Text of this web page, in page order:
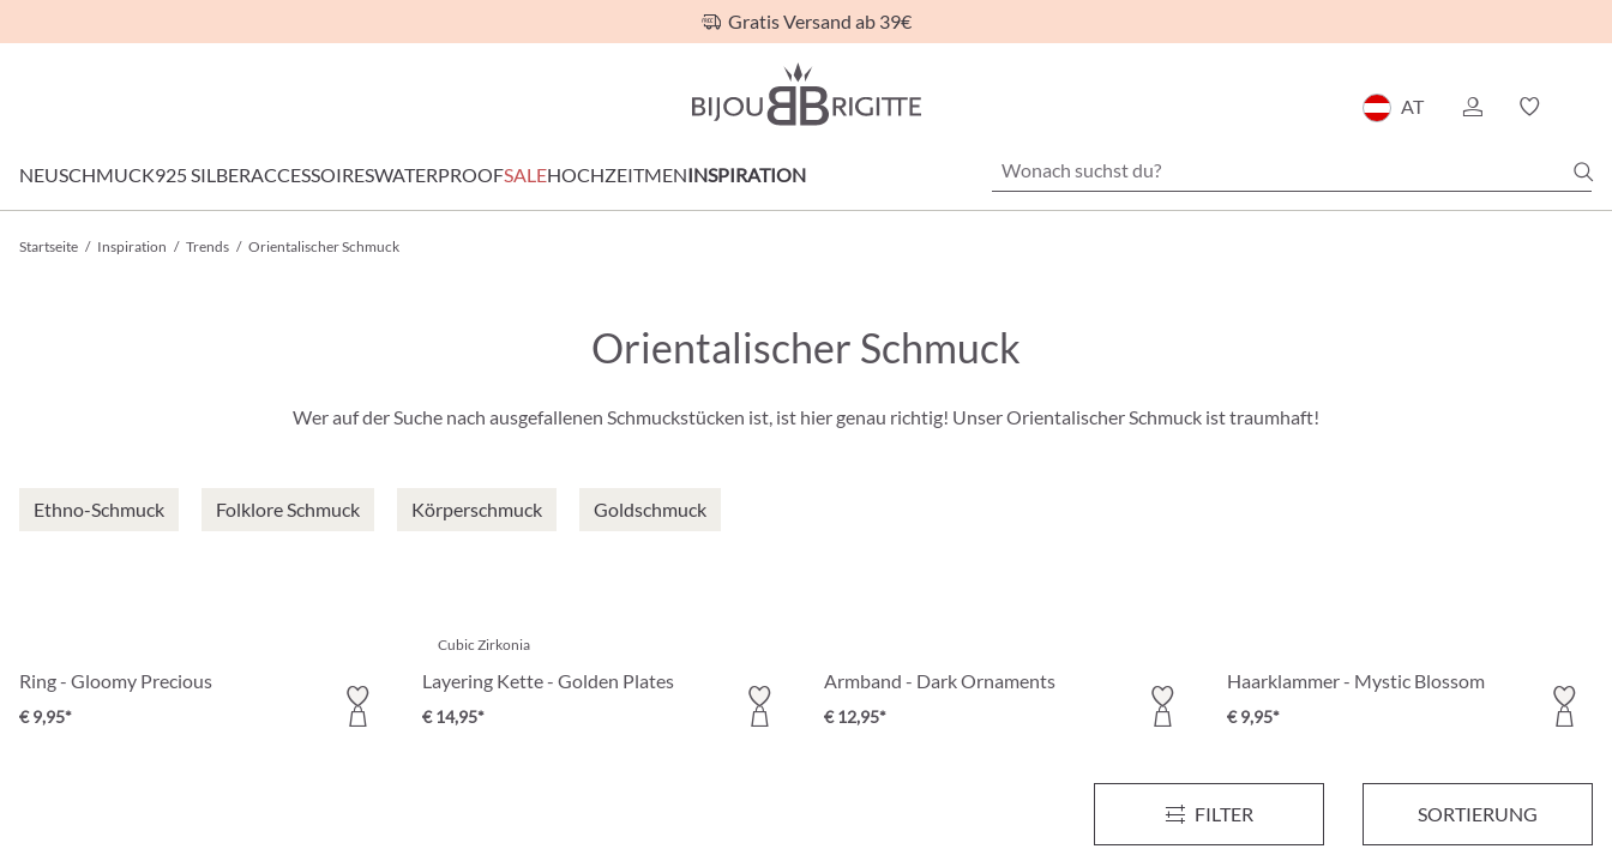
Gratis Versand ab 39€
AT
NEUSCHMUCK925 SILBERACCESSOIRESWATERPROOFSALEHOCHZEITMENINSPIRATION
Startseite / Inspiration / Trends / Orientalischer Schmuck
Orientalischer Schmuck
Wer auf der Suche nach ausgefallenen Schmuckstücken ist, ist hier genau richtig! Unser Orientalischer Schmuck ist traumhaft!
Ethno-Schmuck Folklore Schmuck Körperschmuck Goldschmuck
FILTER SORTIERUNG
Ring - Gloomy Precious
€ 9,95*
Cubic Zirkonia
Layering Kette - Golden Plates
€ 14,95*
Armband - Dark Ornaments
€ 12,95*
Haarklammer - Mystic Blossom
€ 9,95*
925 Silber
Ohrstecker - Blue Ornament